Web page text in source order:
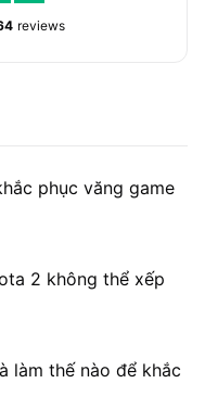
reviews
phục văng game
2 không thể xếp
làm thế nào để khắc